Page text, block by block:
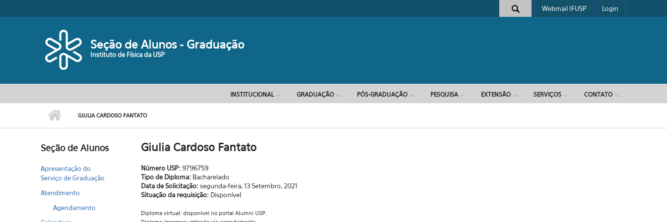
Formulário de busca
Webmail IFUSP Login
Seção de Alunos - Graduação
Instituto de Física da USP
INSTITUCIONAL GRADUAÇÃO PÓS-GRADUAÇÃO PESQUISA EXTENSÃO SERVIÇOS CONTATO
GIULIA CARDOSO FANTATO
Seção de Alunos
Apresentação do
Serviço de Graduação
Atendimento
Agendamento
Giulia Cardoso Fantato
Número USP: 9796759
Tipo de Diploma: Bacharelado
Data de Solicitação: segunda-feira, 13 Setembro, 2021
Situação da requisição: Disponível
Diploma virtual: disponível no portal Alumni USP.